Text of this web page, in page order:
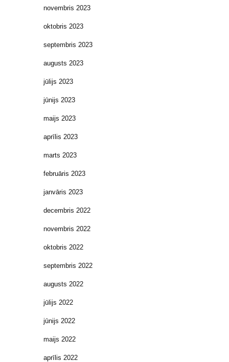
novembris 2023
oktobris 2023
septembris 2023
augusts 2023
jūlijs 2023
jūnijs 2023
maijs 2023
aprīlis 2023
marts 2023
februāris 2023
janvāris 2023
decembris 2022
novembris 2022
oktobris 2022
septembris 2022
augusts 2022
jūlijs 2022
jūnijs 2022
maijs 2022
aprīlis 2022